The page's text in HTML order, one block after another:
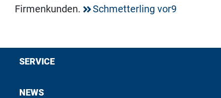
Firmenkunden.
Schmetterling vor9
SERVICE
NEWS